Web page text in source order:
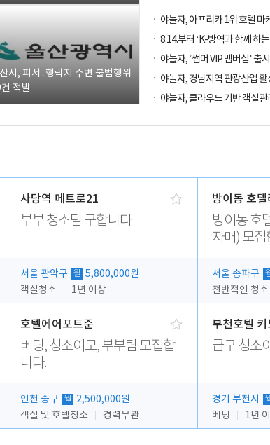
시, 피서․행락지 주변 불법행위
적발
8.14.부터 ‘K-방역과 함께 하
사당역 메트로21
부부 청소팀 구합니다
서울 관악구 월
5,800,000원
객실청소
1년 이상
방이동 호텔
방이동 호
자매) 모집
서울 송파구
호텔에어포트준
베팅, 청소이모, 부부팀 모집합
니다.
인천 중구 월
2,500,000원
객실 및 호텔청소
경력무관
부천호텔 키
급구 청소
경기 부천시
베팅
1년